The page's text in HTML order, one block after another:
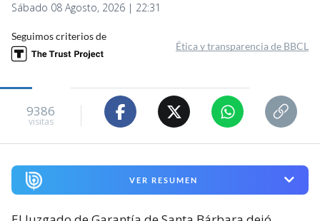
Sábado 08 Agosto, 2026 | 22:31
Seguimos criterios de
Ética y transparencia de BBCL
9386
visitas
VER RESUMEN